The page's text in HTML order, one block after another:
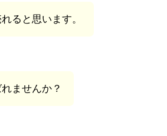
ると思います。
ませんか？